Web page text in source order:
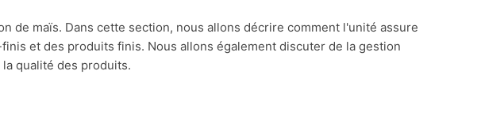
de maïs. Dans cette section, nous allons décrire comment l'unité assure
et des produits finis. Nous allons également discuter de la gestion
qualité des produits.